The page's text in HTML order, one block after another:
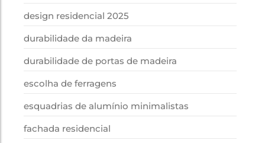
design residencial 2025
durabilidade da madeira
durabilidade de portas de madeira
escolha de ferragens
esquadrias de alumínio minimalistas
fachada residencial